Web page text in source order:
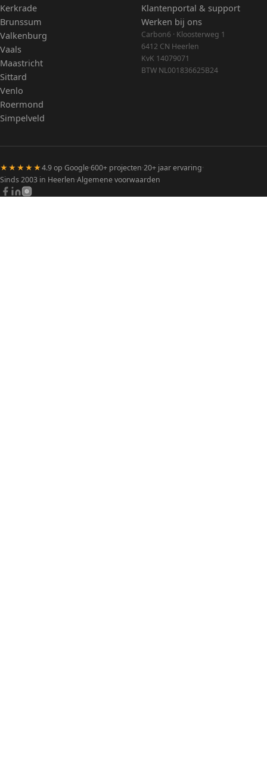
Kerkrade
Brunssum
Valkenburg
Vaals
Maastricht
Sittard
Venlo
Roermond
Simpelveld
Klantenportal & support
Werken bij ons
Carbon6 · Kloosterweg 1
6412 CN Heerlen
KvK 14079071
BTW NL001836625B24
★★★★★4.9 op Google·600+ projecten·20+ jaar ervaring·
Sinds 2003 in Heerlen·Algemene voorwaarden